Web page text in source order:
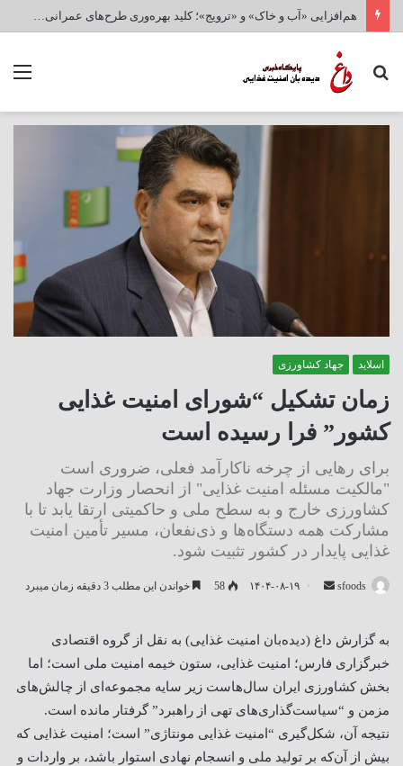
هم‌افزایی «آب و خاک» و «ترویج»؛ کلید بهره‌وری طرح‌های عمرانی و امنیت غذایی کشور
جستجو
اسلاید جهاد کشاورزی
زمان تشکیل “شورای امنیت غذایی
کشور” فرا رسیده است
برای رهایی از چرخه ناکارآمد فعلی، ضروری است
"مالکیت مسئله امنیت غذایی" از انحصار وزارت جهاد
کشاورزی خارج و به سطح ملی و حاکمیتی ارتقا یابد تا با
مشارکت همه دستگاه‌ها و ذی‌نفعان، مسیر تأمین امنیت
غذایی پایدار در کشور تثبیت شود.
sfoods
ارسال۱۴۰۴-۰۸-۱۹ 58 خواندن این مطلب 3 دقیقه زمان میبرد
به گزارش داغ (دیده‌بان امنیت غذایی) به نقل از گروه اقتصادی
خبرگزاری فارس؛ امنیت غذایی، ستون خیمه امنیت ملی است؛ اما
بخش کشاورزی ایران سال‌هاست زیر سایه مجموعه‌ای از چالش‌های
مزمن و “سیاست‌گذاری‌های تهی از ‌راهبرد” گرفتار مانده است.
نتیجه آن، شکل‌گیری “امنیت غذایی مونتاژی” است؛ امنیت غذایی که
بیش از آن‌که بر تولید ملی و انسجام نهادی استوار باشد، بر واردات و